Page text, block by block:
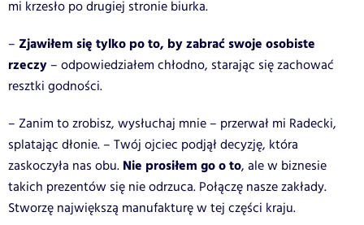
mi krzesło po drugiej stronie biurka.
– Zjawiłem się tylko po to, by zabrać swoje osobiste
rzeczy – odpowiedziałem chłodno, starając się zachować
resztki godności.
– Zanim to zrobisz, wysłuchaj mnie – przerwał mi Radecki,
splatając dłonie. – Twój ojciec podjął decyzję, która
zaskoczyła nas obu. Nie prosiłem go o to, ale w biznesie
takich prezentów się nie odrzuca. Połączę nasze zakłady.
Stworzę największą manufakturę w tej części kraju.